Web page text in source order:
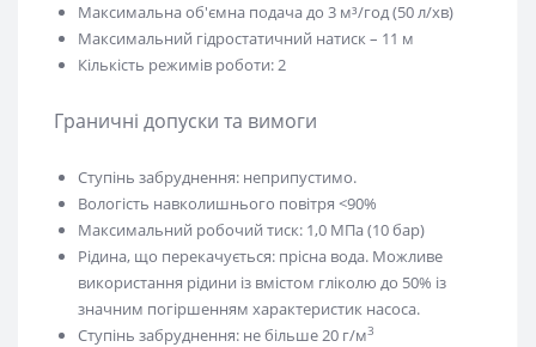
Максимальна об'ємна подача до 3 м³/год (50 л/хв)
Максимальний гідростатичний натиск – 11 м
Кількість режимів роботи: 2
Граничні допуски та вимоги
Ступінь забруднення: неприпустимо.
Вологість навколишнього повітря <90%
Максимальний робочий тиск: 1,0 МПа (10 бар)
Рідина, що перекачується: прісна вода. Можливе
використання рідини із вмістом гліколю до 50% із
значним погіршенням характеристик насоса.
Ступінь забруднення: не більше 20 г/м3